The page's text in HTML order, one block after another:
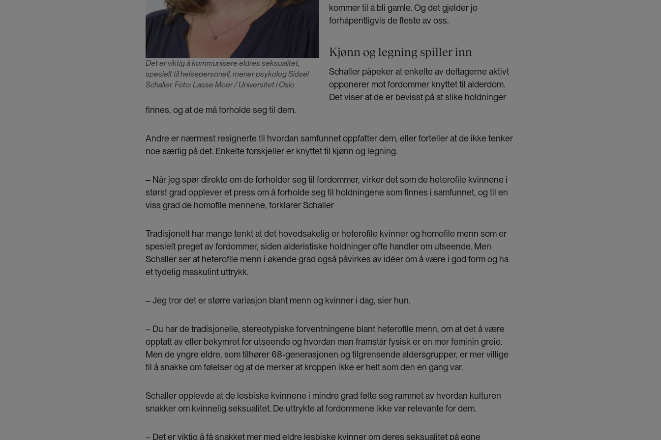
Det er viktig å kommunisere eldres seksualitet,
spesielt til helsepersonell, mener psykolog Sidsel
Schaller. Foto: Lasse Moer / Universitet i Oslo
kommer til å bli gamle. Og det gjelder jo
forhåpentligvis de fleste av oss.
Kjønn og legning spiller inn
Schaller påpeker at enkelte av deltagerne aktivt
opponerer mot fordommer knyttet til alderdom.
Det viser at de er bevisst på at slike holdninger
finnes, og at de må forholde seg til dem.
Andre er nærmest resignerte til hvordan samfunnet oppfatter dem, eller forteller at de ikke tenker
noe særlig på det. Enkelte forskjeller er knyttet til kjønn og legning.
‒ Når jeg spør direkte om de forholder seg til fordommer, virker det som de heterofile kvinnene i
størst grad opplever et press om å forholde seg til holdningene som finnes i samfunnet, og til en
viss grad de homofile mennene, forklarer Schaller
Tradisjonelt har mange tenkt at det hovedsakelig er heterofile kvinner og homofile menn som er
spesielt preget av fordommer, siden alderistiske holdninger ofte handler om utseende. Men
Schaller ser at heterofile menn i økende grad også påvirkes av idéer om å være i god form og ha
et tydelig maskulint uttrykk.
‒ Jeg tror det er større variasjon blant menn og kvinner i dag, sier hun.
‒ Du har de tradisjonelle, stereotypiske forventningene blant heterofile menn, om at det å være
opptatt av eller bekymret for utseende og hvordan man framstår fysisk er en mer feminin greie.
Men de yngre eldre, som tilhører 68-generasjonen og tilgrensende aldersgrupper, er mer villige
til å snakke om følelser og at de merker at kroppen ikke er helt som den en gang var.
Schaller opplevde at de lesbiske kvinnene i mindre grad følte seg rammet av hvordan kulturen
snakker om kvinnelig seksualitet. De uttrykte at fordommene ikke var relevante for dem.
‒ Det er viktig å få snakket mer med eldre lesbiske kvinner om deres seksualitet på egne